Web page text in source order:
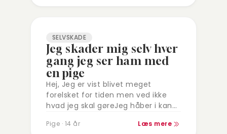
SELVSKADE
Jeg skader mig selv hver
gang jeg ser ham med
en pige
Hej, Jeg er vist blivet meget
forelsket for tiden men ved ikke
hvad jeg skal gøreJeg håber i kan
hver gang jeg…
Pige · 14 år Læs mere